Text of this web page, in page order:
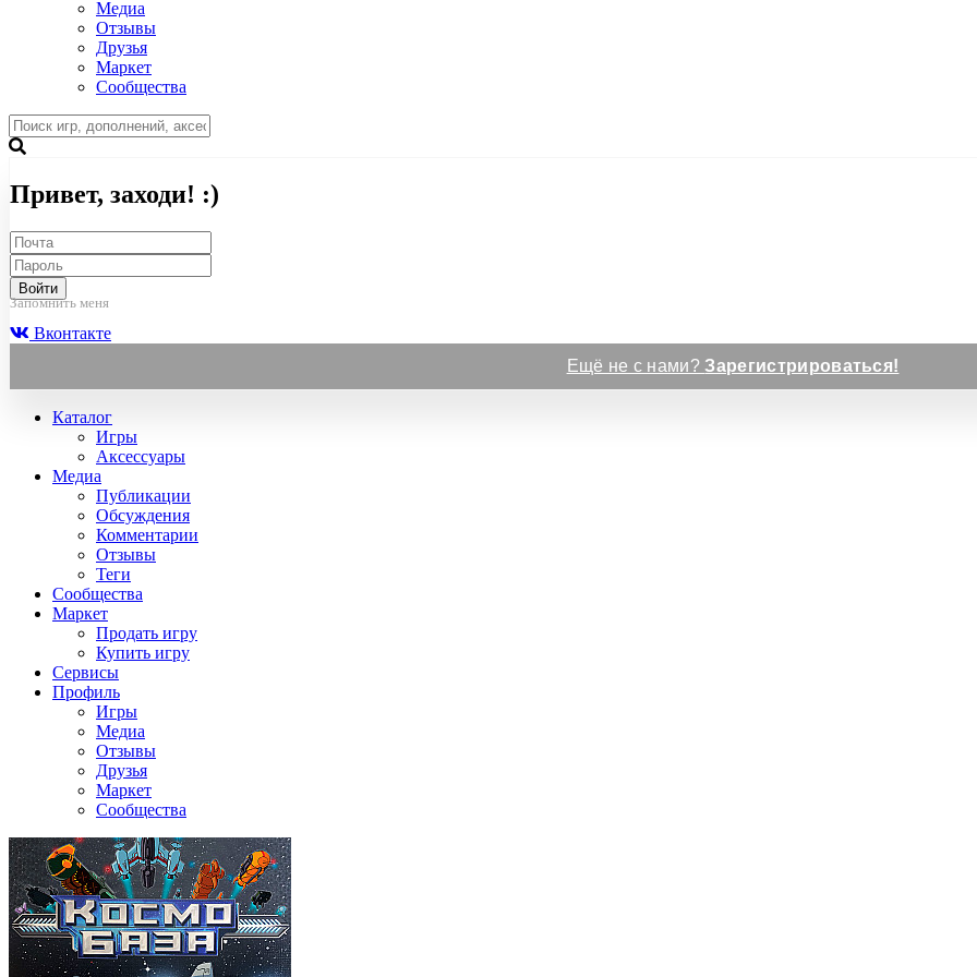
Медиа
Отзывы
Друзья
Маркет
Сообщества
Привет, заходи! :)
Войти
Запомнить меня
Вконтакте
Ещё не с нами?Зарегистрироваться!
Каталог
Игры
Аксессуары
Медиа
Публикации
Обсуждения
Комментарии
Отзывы
Теги
Сообщества
Маркет
Продать игру
Купить игру
Сервисы
Профиль
Игры
Медиа
Отзывы
Друзья
Маркет
Сообщества